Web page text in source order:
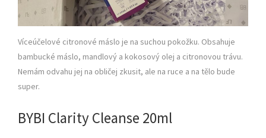
Víceúčelové citronové máslo je na suchou pokožku. Obsahuje
bambucké máslo, mandlový a kokosový olej a citronovou trávu.
Nemám odvahu jej na obličej zkusit, ale na ruce a na tělo bude
super.
BYBI Clarity Cleanse 20ml